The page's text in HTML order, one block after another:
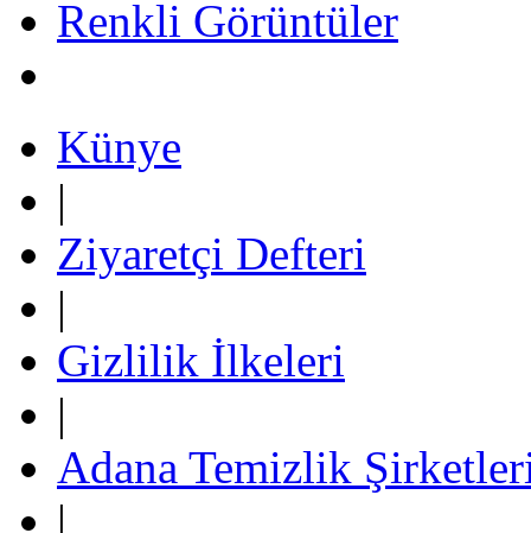
Künye
|
Ziyaretçi Defteri
|
Gizlilik İlkeleri
|
Adana Temizlik
|